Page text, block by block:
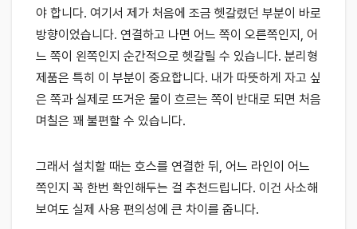
야 합니다. 여기서 제가 처음에 조금 헷갈렸던 부분이 바로
방향이었습니다. 연결하고 나면 어느 쪽이 오른쪽인지, 어
느 쪽이 왼쪽인지 순간적으로 헷갈릴 수 있습니다. 분리형
제품은 특히 이 부분이 중요합니다. 내가 따뜻하게 자고 싶
은 쪽과 실제로 뜨거운 물이 흐르는 쪽이 반대로 되면 처음
며칠은 꽤 불편할 수 있습니다.
그래서 설치할 때는 호스를 연결한 뒤, 어느 라인이 어느
쪽인지 꼭 한번 확인해두는 걸 추천드립니다. 이건 사소해
보여도 실제 사용 편의성에 큰 차이를 줍니다.